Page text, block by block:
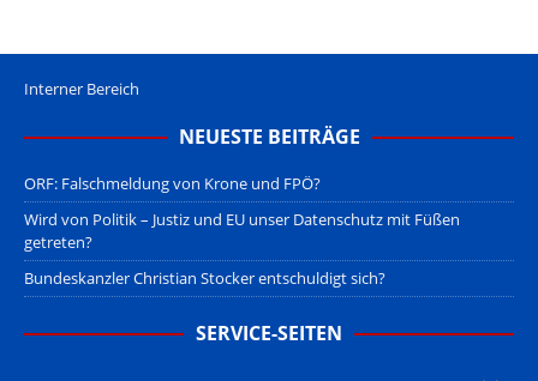
Interner Bereich
NEUESTE BEITRÄGE
ORF: Falschmeldung von Krone und FPÖ?
Wird von Politik – Justiz und EU unser Datenschutz mit Füßen
getreten?
Bundeskanzler Christian Stocker entschuldigt sich?
SERVICE-SEITEN